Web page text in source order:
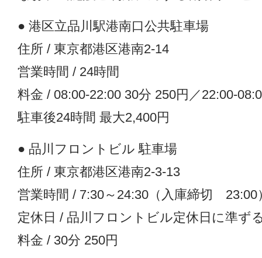
● 港区立品川駅港南口公共駐車場
住所 / 東京都港区港南2-14
営業時間 / 24時間
料金 / 08:00-22:00 30分 250円／22:00-
駐車後24時間 最大2,400円
● 品川フロントビル 駐車場
住所 / 東京都港区港南2-3-13
営業時間 / 7:30～24:30（入庫締切 23:00
定休日 / 品川フロントビル定休日に準ず
料金 / 30分 250円